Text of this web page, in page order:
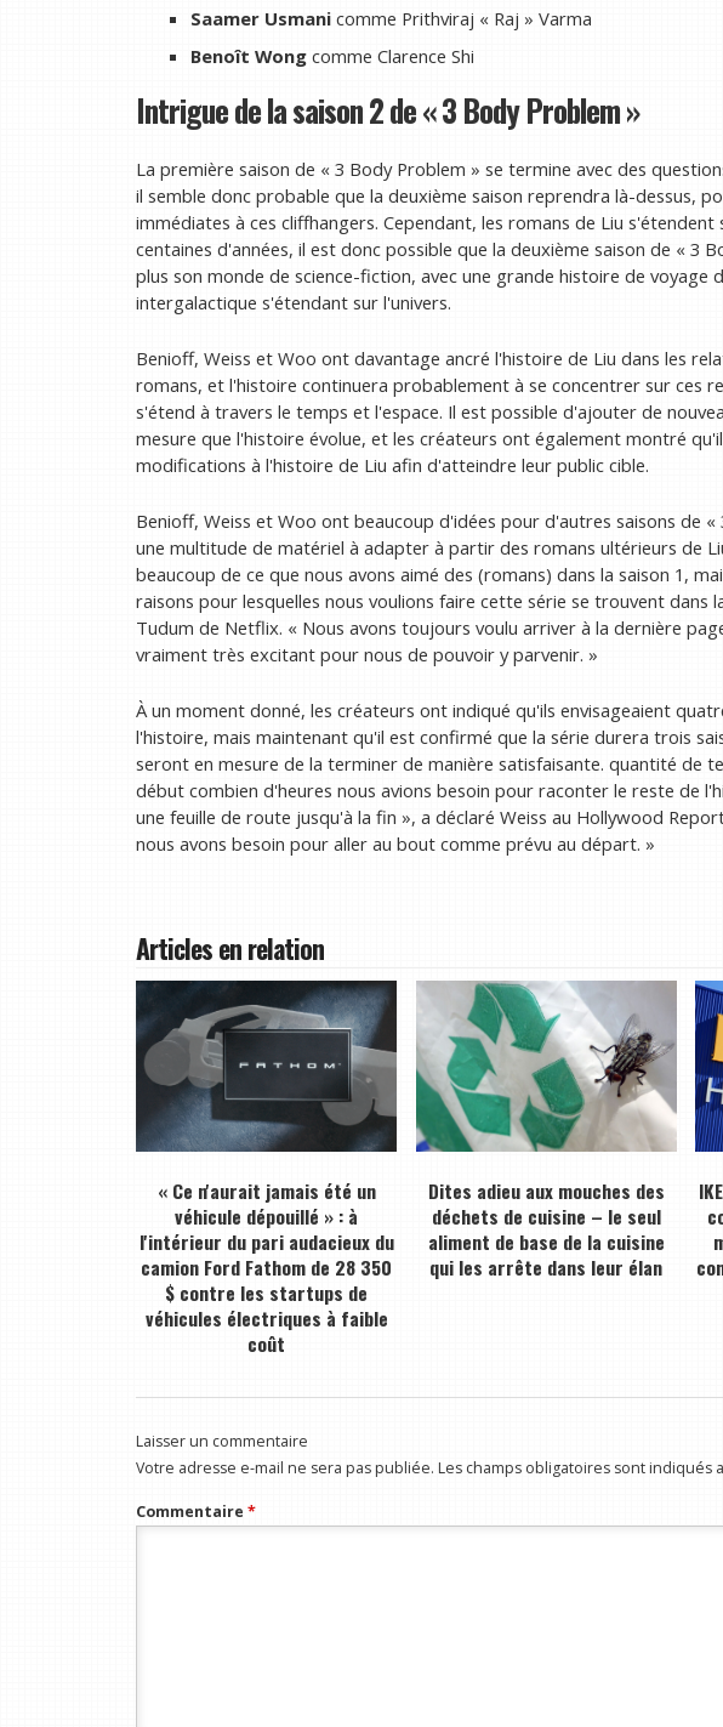
Saamer Usmanicomme Prithviraj « Raj » Varma
Benoît Wongcomme Clarence Shi
Intrigue de la saison 2 de « 3 Body Problem »
La première saison de « 3 Body Problem » se termine avec des
il semble donc probable que la deuxième saison reprendra là-dessus,
immédiates à ces cliffhangers. Cependant, les romans de Liu
centaines d'années, il est donc possible que la deuxième saison de « 3
plus son monde de science-fiction, avec une grande histoire de voyage
intergalactique s'étendant sur l'univers.
Benioff, Weiss et Woo ont davantage ancré l'histoire de Liu dans les
romans, et l'histoire continuera probablement à se concentrer sur ces
s'étend à travers le temps et l'espace. Il est possible d'ajouter de
mesure que l'histoire évolue, et les créateurs ont également montré
modifications à l'histoire de Liu afin d'atteindre leur public cible.
Benioff, Weiss et Woo ont beaucoup d'idées pour d'autres saisons de
une multitude de matériel à adapter à partir des romans ultérieurs de
beaucoup de ce que nous avons aimé des (romans) dans la saison 1,
raisons pour lesquelles nous voulions faire cette série se trouvent dans
Tudum de Netflix. « Nous avons toujours voulu arriver à la dernière
vraiment très excitant pour nous de pouvoir y parvenir. »
À un moment donné, les créateurs ont indiqué qu'ils envisageaient
l'histoire, mais maintenant qu'il est confirmé que la série durera trois
seront en mesure de la terminer de manière satisfaisante. quantité de
début combien d'heures nous avions besoin pour raconter le reste de
une feuille de route jusqu'à la fin », a déclaré Weiss au Hollywood
nous avons besoin pour aller au bout comme prévu au départ. »
Articles en relation
« Ce n'aurait jamais été un
véhicule dépouillé » : à
l'intérieur du pari audacieux du
camion Ford Fathom de 28 350
$ contre les startups de
véhicules électriques à faible
coût
Dites adieu aux mouches des
déchets de cuisine – le seul
aliment de base de la cuisine
qui les arrête dans leur élan
Laisser un commentaire
Votre adresse e-mail ne sera pas publiée. Les champs obligatoires sont indiqués
Commentaire *